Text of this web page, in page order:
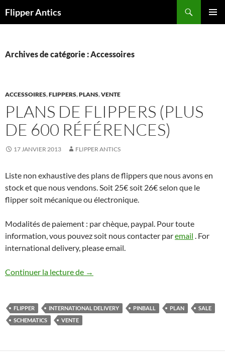
auFlipper Antics
Archives de catégorie : Accessoires
ACCESSOIRES,FLIPPERS,PLANS,VENTE
PLANS DE FLIPPERS (PLUS
DE 600 RÉFÉRENCES)
17 JANVIER 2013 FLIPPER ANTICS
Liste non exhaustive des plans de flippers que nous avons en
stock et que nous vendons. Soit 25€ soit 26€ selon que le
flipper soit mécanique ou électronique.
Modalités de paiement : par chèque, paypal. Pour toute
information, vous pouvez soit nous contacter paremail . For
international delivery, please email.
Continuer la lecture de Plans de Flippers (plus de 600
→
FLIPPER INTERNATIONAL DELIVERY PINBALL PLAN
SALE
SCHEMATICS
VENTE